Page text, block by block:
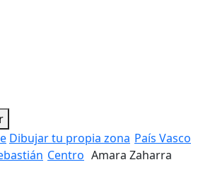
Dibujar tu propia zona País Vasco
Centro Amara Zaharra